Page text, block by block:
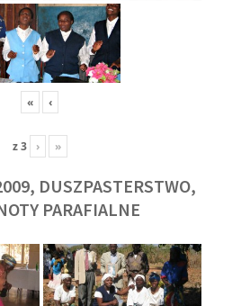
« ‹
z3 › »
DUSZPASTERSTWO,
PARAFIALNE